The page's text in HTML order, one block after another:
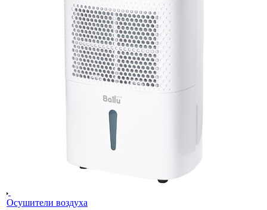
Осушители воздуха